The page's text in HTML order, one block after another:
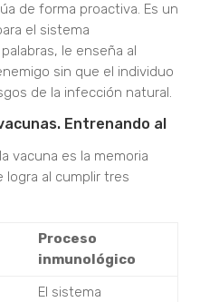
de forma proactiva. Es un
el sistema
le enseña al
sin que el individuo
de la infección natural.
Entrenando al
vacuna es la memoria
logra al cumplir tres
Proceso
inmunológico
El sistema